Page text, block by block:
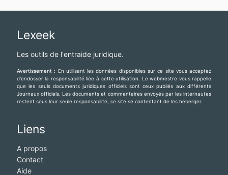
Lexeek
Les outils de l'entraide juridique.
Avertissement : En utilisant les données disponibles sur ce site vous acceptez
d'endosser la responsabilité liée à cette utilisation. Le webmestre vous rappelle
que les seuls documents juridiques officiels sont ceux publiés aux différents
Journaux officiels. Les documents et commentaires envoyés par les internautes
restent sous leur seule responsabilité, ce site se contentant de les héberger.
Liens
A propos
Contact
Aide